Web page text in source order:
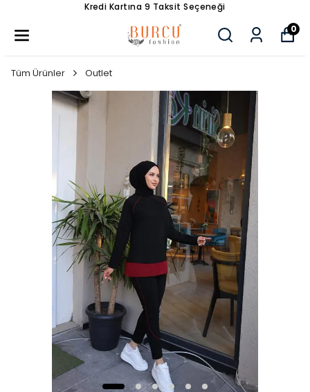
Kredi Kartına 9 Taksit Seçeneği
0
Tüm Ürünler Outlet